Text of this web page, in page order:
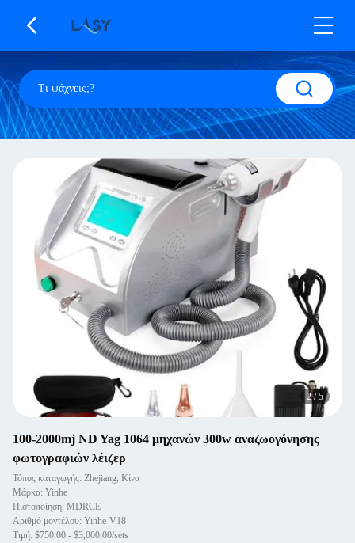
2/5
100-2000mj ND Yag 1064 μηχανών 300w αναζωογόνησης
φωτογραφιών λέιζερ
Τόπος καταγωγής: Zhejiang, Κίνα
Μάρκα: Yinhe
Πιστοποίηση: MDRCE
Αριθμό μοντέλου: Yinhe-V18
Τιμή: $750.00 - $3,000.00/sets